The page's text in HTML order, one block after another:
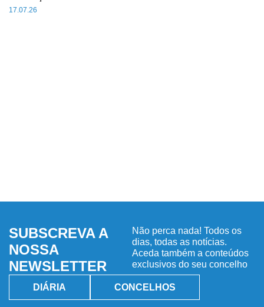
17.07.26
SUBSCREVA A
NOSSA
NEWSLETTER
Não perca nada! Todos os
dias, todas as notícias.
Aceda também a conteúdos
exclusivos do seu concelho
DIÁRIA CONCELHOS